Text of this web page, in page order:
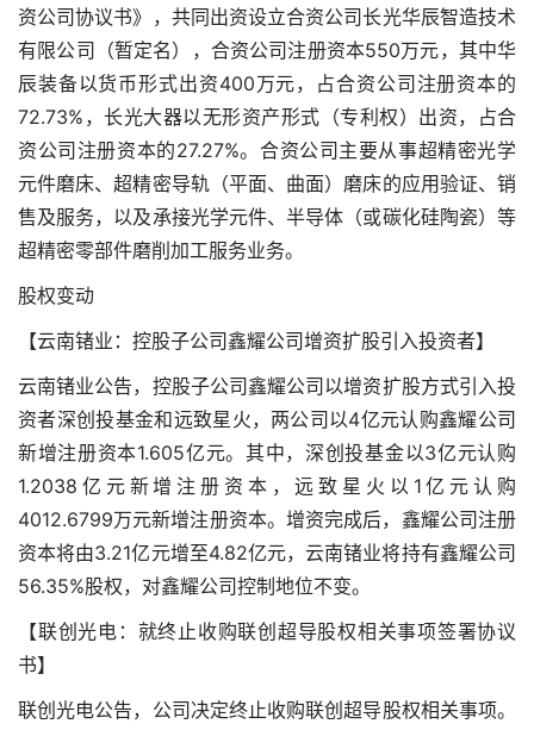
资公司协议书》，共同出资设立合资公司长光华辰智造技术
有限公司（暂定名），合资公司注册资本550万元，其中华
辰装备以货币形式出资400万元，占合资公司注册资本的
72.73%，长光大器以无形资产形式（专利权）出资，占合
资公司注册资本的27.27%。合资公司主要从事超精密光学
元件磨床、超精密导轨（平面、曲面）磨床的应用验证、销
售及服务，以及承接光学元件、半导体（或碳化硅陶瓷）等
超精密零部件磨削加工服务业务。
股权变动
【云南锗业：控股子公司鑫耀公司增资扩股引入投资者】
云南锗业公告，控股子公司鑫耀公司以增资扩股方式引入投
资者深创投基金和远致星火，两公司以4亿元认购鑫耀公司
新增注册资本1.605亿元。其中，深创投基金以3亿元认购
1.2038亿元新增注册资本，远致星火以1亿元认购
4012.6799万元新增注册资本。增资完成后，鑫耀公司注册
资本将由3.21亿元增至4.82亿元，云南锗业将持有鑫耀公司
56.35%股权，对鑫耀公司控制地位不变。
【联创光电：就终止收购联创超导股权相关事项签署协议
书】
联创光电公告，公司决定终止收购联创超导股权相关事项。